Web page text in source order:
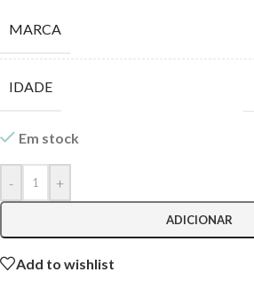
MARCA
IDADE
Em stock
- +
ADICIONAR
Add to wishlist